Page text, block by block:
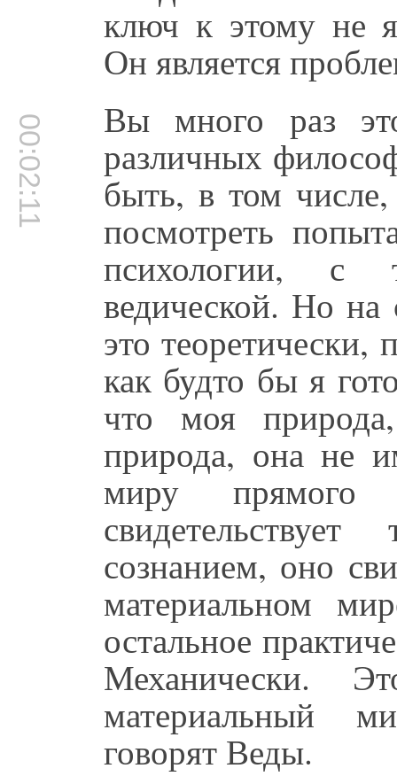
ключ к этому не
Он является
00:02:11 Вы много раз
различных
быть, в том
посмотреть
психологии, с
ведической. Но
это теоретически,
как будто бы я
что моя
природа, она не
миру прямого
сознанием, оно
материальном
остальное
Механически.
материальный
говорят Веды.